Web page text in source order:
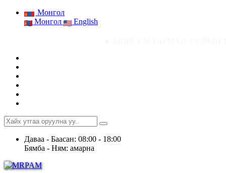
Монгол
Монгол
English
Даваа - Баасан: 08:00 - 18:00
Бямба - Ням: амарна